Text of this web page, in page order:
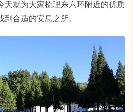
天就为大家梳理东六环附近的优质
合适的安息之所。